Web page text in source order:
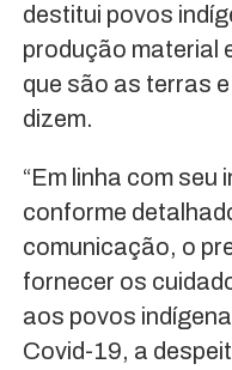
destitui povos
produção material
que são as terras
dizem.
“Em linha com seu
conforme
comunicação, o
fornecer os
aos povos
Covid-19, a